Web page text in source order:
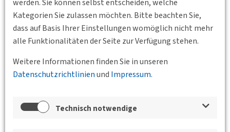
werden. Sie können selbst entscheiden, welche
Kategorien Sie zulassen möchten. Bitte beachten Sie,
dass auf Basis Ihrer Einstellungen womöglich nicht mehr
alle Funktionalitäten der Seite zur Verfügung stehen.
Weitere Informationen finden Sie in unseren
Datenschutzrichtlinienund Impressum.
Technisch notwendige
Zurück
Veranstaltungen der Bundesgeschäftsstelle,